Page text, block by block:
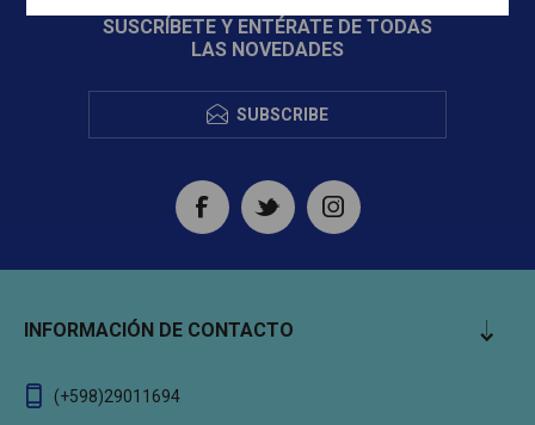
SUSCRÍBETE Y ENTÉRATE DE TODAS
LAS NOVEDADES
SUBSCRIBE
INFORMACIÓN DE CONTACTO
(+598)29011694